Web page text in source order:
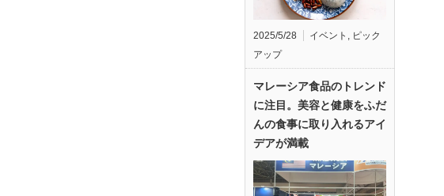
2025/5/28 イベント , ピック
アップ
マレーシア食品のトレンド
に注目。美容と健康をふだ
んの食事に取り入れるアイ
デアが満載